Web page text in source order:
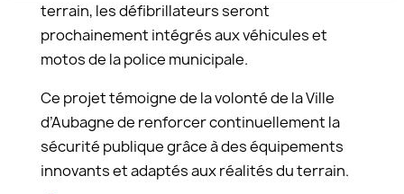
terrain, les défibrillateurs seront
prochainement intégrés aux véhicules et
motos de la police municipale.
Ce projet témoigne de la volonté de la Ville
d’Aubagne de renforcer continuellement la
sécurité publique grâce à des équipements
innovants et adaptés aux réalités du terrain.